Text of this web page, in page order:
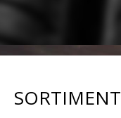
SORTIMENT